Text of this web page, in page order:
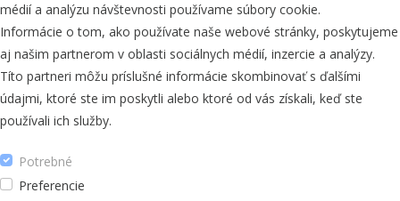
médií a analýzu návštevnosti používame súbory cookie.
Informácie o tom, ako používate naše webové stránky, poskytujeme
aj našim partnerom v oblasti sociálnych médií, inzercie a analýzy.
Títo partneri môžu príslušné informácie skombinovať s ďalšími
údajmi, ktoré ste im poskytli alebo ktoré od vás získali, keď ste
používali ich služby.
Potrebné
Preferencie